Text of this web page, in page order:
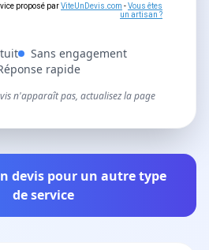
proposé parViteUnDevis.com -Vous êtes
un artisan ?
Sans engagement
rapide
n'apparaît pas, actualisez la page
devis pour un autre type
de service